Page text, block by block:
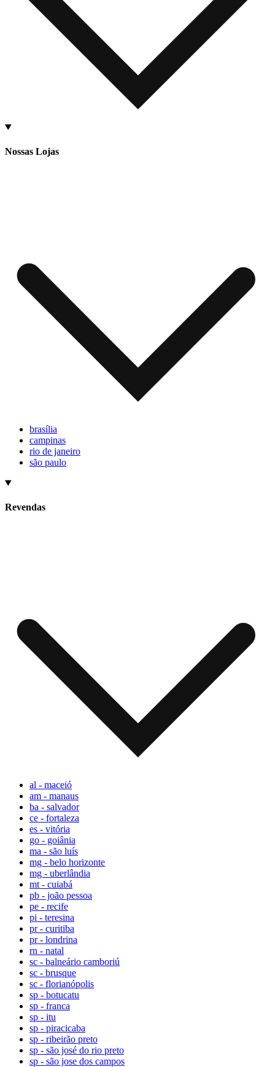
Nossas Lojas
brasília
campinas
rio de janeiro
são paulo
Revendas
al - maceió
am - manaus
ba - salvador
ce - fortaleza
es - vitória
go - goiânia
ma - são luís
mg - belo horizonte
mg - uberlândia
mt - cuiabá
pb - joão pessoa
pe - recife
pi - teresina
pr - curitiba
pr - londrina
rn - natal
sc - balneário camboriú
sc - brusque
sc - florianópolis
sp - botucatu
sp - franca
sp - itu
sp - piracicaba
sp - ribeirão preto
sp - são josé do rio preto
sp - são jose dos campos